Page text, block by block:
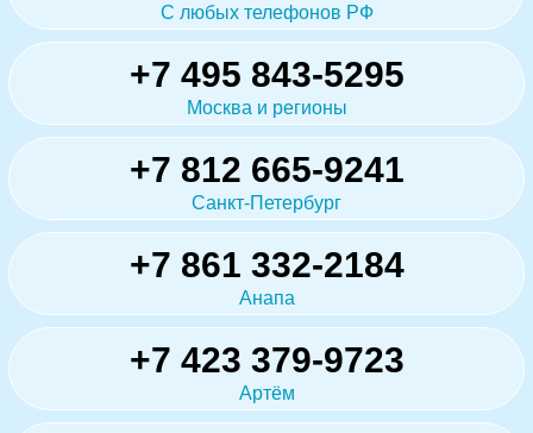
С любых телефонов РФ
+7 495 843-5295
Москва и регионы
+7 812 665-9241
Санкт-Петербург
+7 861 332-2184
Анапа
+7 423 379-9723
Артём